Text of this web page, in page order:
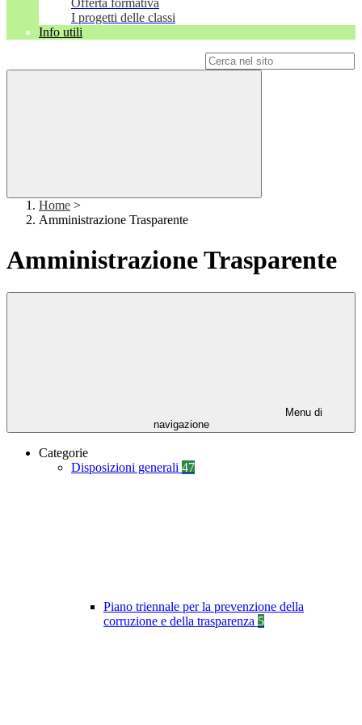
Offerta formativa
I progetti delle classi
Info utili
Home >
Amministrazione Trasparente
Amministrazione Trasparente
Menu di
navigazione
Categorie
Disposizioni generali 47
Piano triennale per la prevenzione della
corruzione e della trasparenza 5